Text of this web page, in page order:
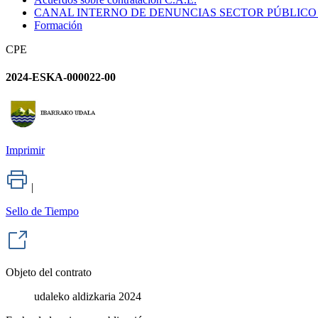
CANAL INTERNO DE DENUNCIAS SECTOR
Formación
CPE
2024-ESKA-000022-00
Imprimir
Sello de Tiempo
Objeto del contrato
udaleko aldizkaria 2024